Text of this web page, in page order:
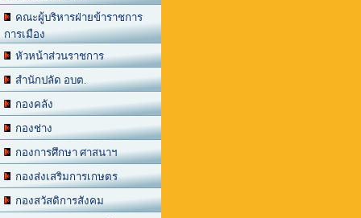
คณะผู้บริหารฝ่ายข้าราชการ
การเมือง
หัวหน้าส่วนราชการ
สำนักปลัด อบต.
กองคลัง
กองช่าง
กองการศึกษา ศาสนาฯ
กองส่งเสริมการเกษตร
กองสวัสดิการสังคม